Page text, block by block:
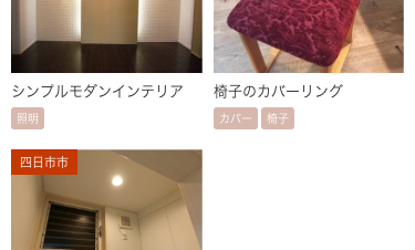
シンプルモダンインテリア
照明
椅子のカバーリング
カバー 椅子
四日市市